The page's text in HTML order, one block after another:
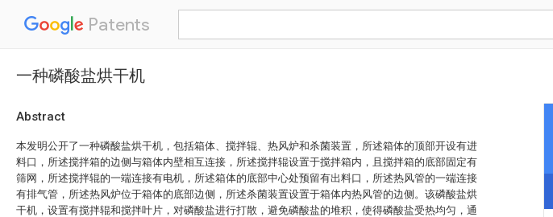
Patents
一种磷酸盐烘干机
Abstract
本发明公开了一种磷酸盐烘干机，包括箱体、搅拌辊、热风炉和杀菌装置，所述箱体的顶部开设有进
料口，所述搅拌箱的边侧与箱体内壁相互连接，所述搅拌辊设置于搅拌箱内，且搅拌箱的底部固定有
筛网，所述搅拌辊的一端连接有电机，所述箱体的底部中心处预留有出料口，所述热风管的一端连接
有排气管，所述热风炉位于箱体的底部边侧，所述杀菌装置设置于箱体内热风管的边侧。该磷酸盐烘
干机，设置有搅拌辊和搅拌叶片，对磷酸盐进行打散，避免磷酸盐的堆积，使得磷酸盐受热均匀，通